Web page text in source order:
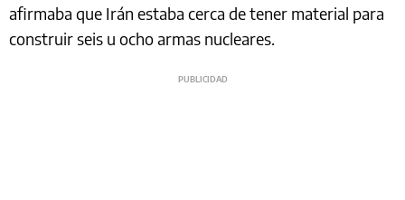
afirmaba que Irán estaba cerca de tener material para
construir seis u ocho armas nucleares.